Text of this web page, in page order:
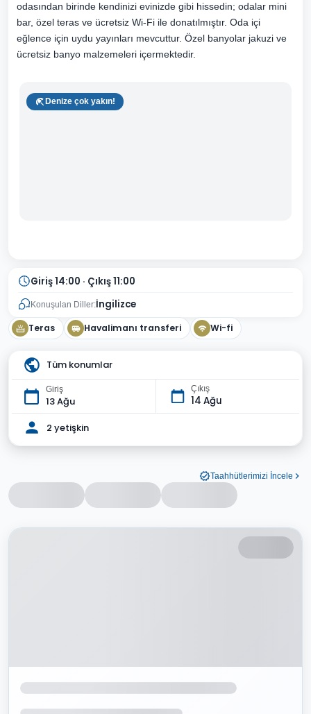
odasından birinde kendinizi evinizde gibi hissedin; odalar mini
bar, özel teras ve ücretsiz Wi-Fi ile donatılmıştır. Oda içi
eğlence için uydu yayınları mevcuttur. Özel banyolar jakuzi ve
ücretsiz banyo malzemeleri içermektedir.
Denize çok yakın!
Giriş 14:00 · Çıkış 11:00
Konuşulan Diller:İngilizce
Teras Havalimanı transferi Wi-fi
Tüm konumlar
Giriş
13 Ağu
Çıkış
14 Ağu
2 yetişkin
Taahhütlerimizi İncele